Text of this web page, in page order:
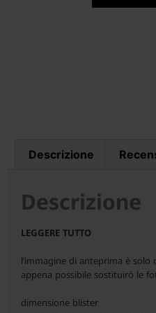
Descrizione
Descrizione
LEGGERE TUTTO
l’immagine di anteprima è
appena possibile sostituirò le
dimensione blister